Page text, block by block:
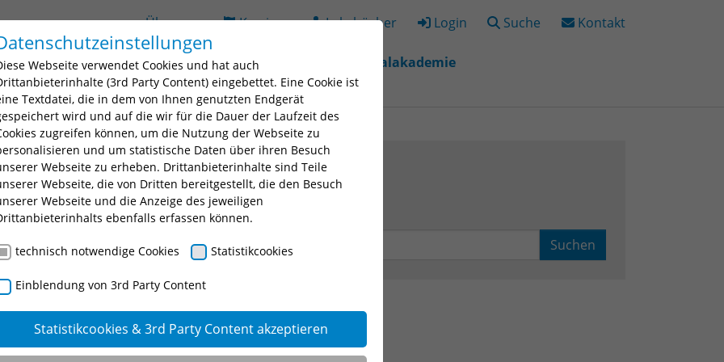
Über uns Karriere Lehrbücher Login Suche Kontakt
for "Ausbildung"
Submenu for "Fortbildung"
Seminarsuche(current)
Submenu for "Seminarsuche"
Bildungsorte Submenu for "Bildungsorte"
Digitalakademie
Seminar oder eine Seminarnummer ein.
Suchen
der Verwaltung
Webseite verwendet Cookies und hat auch
(3rd Party Content) eingebettet. Eine Cookie ist
Textdatei, die in dem von Ihnen genutzten Endgerät
wird und auf die wir für die Dauer der Laufzeit des
zugreifen können, um die Nutzung der Webseite zu
und um statistische Daten über ihren Besuch
Webseite zu erheben. Drittanbieterinhalte sind Teile
Webseite, die von Dritten bereitgestellt, die den Besuch
Webseite und die Anzeige des jeweiligen
ebenfalls erfassen können.
technisch notwendige Cookies Statistikcookies
Einblendung von 3rd Party Content
Statistikcookies & 3rd Party Content akzeptieren